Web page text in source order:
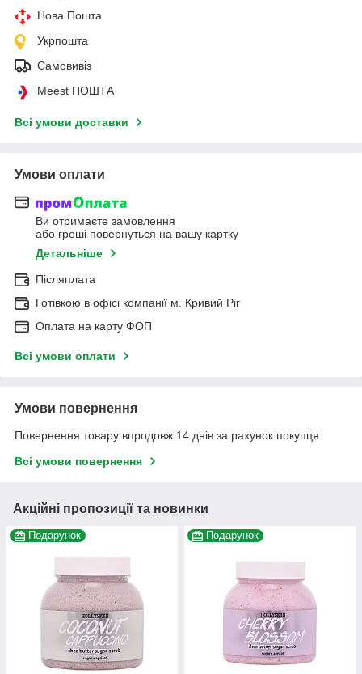
Нова Пошта
Укрпошта
Самовивіз
Meest ПОШТА
Всі умови доставки
Умови оплати
Ви отримаєте замовлення
або гроші повернуться на вашу картку
Детальніше
Післяплата
Готівкою в офісі компанії м. Кривий Ріг
Оплата на карту ФОП
Всі умови оплати
Умови повернення
Повернення товару впродовж 14 днів за рахунок покупця
Всі умови повернення
Акційні пропозиції та новинки
Подарунок Подарунок